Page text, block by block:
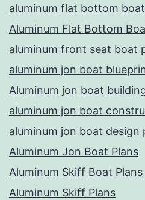
aluminum flat bottom
Aluminum Flat Bottom
aluminum front seat boat
aluminum jon boat
Aluminum jon boat
aluminum jon boat
aluminum jon boat design
Aluminum Jon Boat Plans
Aluminum Skiff Boat Plans
Aluminum Skiff Plans